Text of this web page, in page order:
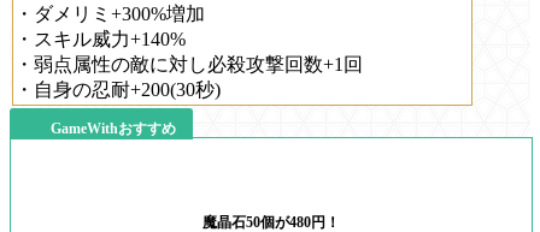
・ダメリミ+300%増加
・スキル威力+140%
・弱点属性の敵に対し必殺攻撃回数+1回
・自身の忍耐+200(30秒)
GameWithおすすめ
魔晶石50個が480円！